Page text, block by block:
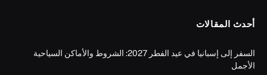
أحدث المقالات
السفر إلى إسبانيا في عيد الفطر 2027: الشروط والأماكن السياحية
الأجمل